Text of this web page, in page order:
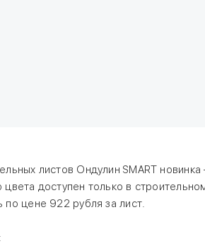
листов Ондулин SMART
цвета доступен только в
по цене 922 рубля за лист.